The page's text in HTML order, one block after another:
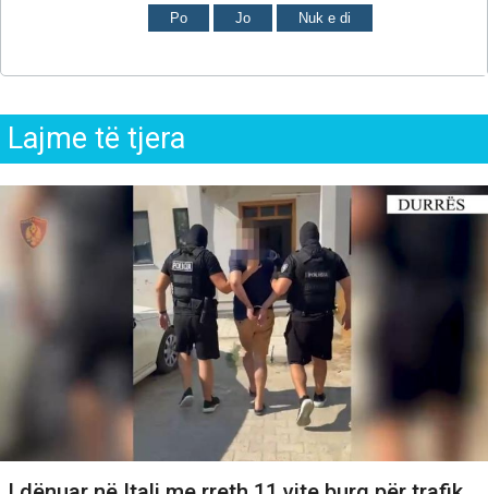
Po Jo Nuk e di
Lajme të tjera